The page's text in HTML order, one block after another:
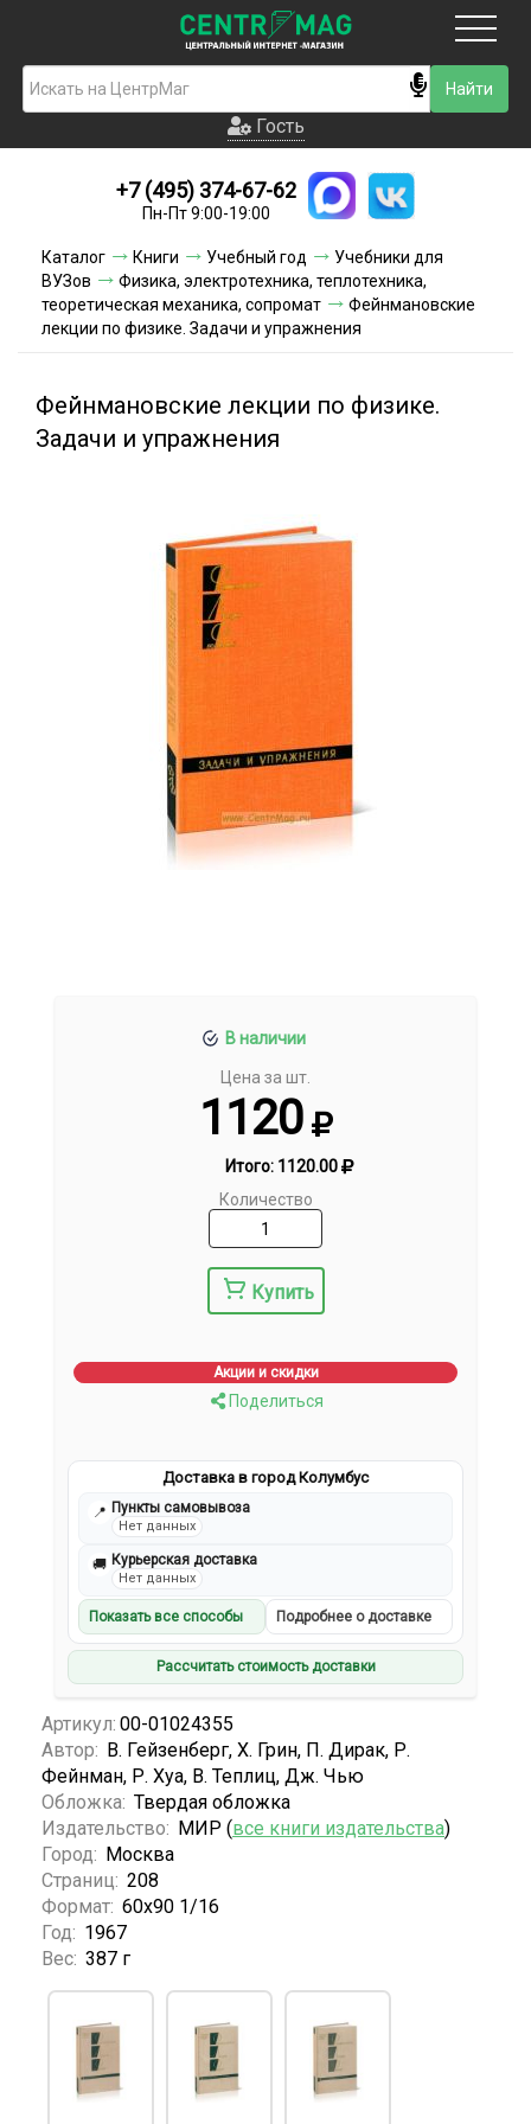
Гость
Новинки
Условия доставки
Условия оплаты
Акции и скидки
Гость
+7 (495) 374-67-62
Пн-Пт 9:00-19:00
Каталог Книги Учебный год
Учебники для
ВУЗов
Физика, электротехника, теплотехника,
теоретическая механика, сопромат
Фейнмановские
лекции по физике. Задачи и упражнения
Фейнмановские лекции по физике.
Задачи и упражнения
В наличии
Цена за шт.
1120
Итого: 1120.00
Количество
Купить
Акции и скидки
Поделиться
Доставка в город Колумбус
📍 Пункты самовывоза
Нет данных
🚚 Курьерская доставка
Нет данных
Показать все способы Подробнее о доставке
Рассчитать стоимость доставки
Артикул: 00-01024355
Автор: В. Гейзенберг, Х. Грин, П. Дирак, Р.
Фейнман, Р. Хуа, В. Теплиц, Дж. Чью
Обложка: Твердая обложка
Издательство: МИР (все книги издательства)
Город: Москва
Страниц: 208
Формат: 60х90 1/16
Год: 1967
Вес: 387 г